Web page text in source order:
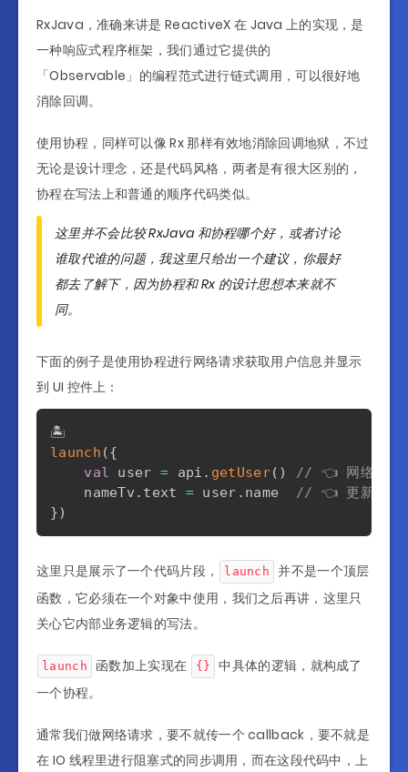
RxJava，准确来讲是 ReactiveX 在 Java 上的实现，是
一种响应式程序框架，我们通过它提供的
「Observable」的编程范式进行链式调用，可以很好地
消除回调。
使用协程，同样可以像 Rx 那样有效地消除回调地狱，不过
无论是设计理念，还是代码风格，两者是有很大区别的，
协程在写法上和普通的顺序代码类似。
这里并不会比较 RxJava 和协程哪个好，或者讨论
谁取代谁的问题，我这里只给出一个建议，你最好
都去了解下，因为协程和 Rx 的设计思想本来就不
同。
下面的例子是使用协程进行网络请求获取用户信息并显示
到 UI 控件上：
launch ({
val user = api . getUser( )
// 👈 网络请求
    nameTv
. text = user . name // 👈 更新 UI（
})
这里只是展示了一个代码片段， launch
并不是一个顶层
函数，它必须在一个对象中使用，我们之后再讲，这里只
关心它内部业务逻辑的写法。
launch 函数加上实现在 {}
中具体的逻辑，就构成了
一个协程。
通常我们做网络请求，要不就传一个 callback，要不就是
在 IO 线程里进行阻塞式的同步调用，而在这段代码中，上